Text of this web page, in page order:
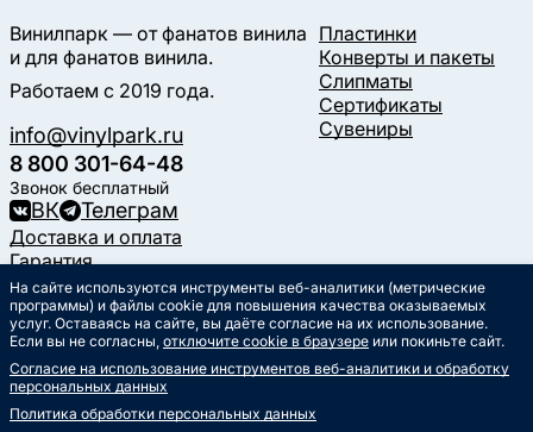
Винилпарк — от фанатов винила
и для фанатов винила.
Работаем с 2019 года.
info@vinylpark.ru
8 800 301-64-48
Звонок бесплатный
ВК Телеграм
Пластинки
Конверты и пакеты
Слипматы
Сертификаты
Сувениры
Доставка и оплата
Гарантия
Контакты
Статьи
Музыкальный календарь
Публичная оферта
Политика обработки
На сайте используются инструменты веб-аналитики (метрические
программы) и файлы cookie для повышения качества оказываемых
услуг. Оставаясь на сайте, вы даёте согласие на их использование.
Если вы не согласны, отключите cookie в браузере или покиньте сайт.
Согласие на использование инструментов веб-аналитики и обработку
персональных данных
Политика обработки персональных данных